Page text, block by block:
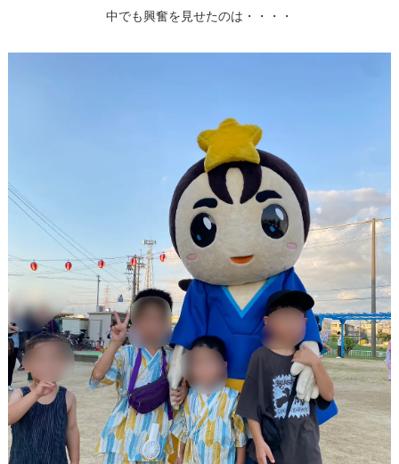
中でも興奮を見せたのは・・・・